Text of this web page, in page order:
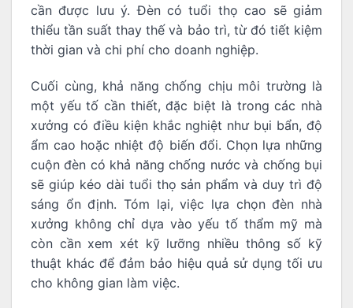
cần được lưu ý. Đèn có tuổi thọ cao sẽ giảm
thiểu tần suất thay thế và bảo trì, từ đó tiết kiệm
thời gian và chi phí cho doanh nghiệp.
Cuối cùng, khả năng chống chịu môi trường là
một yếu tố cần thiết, đặc biệt là trong các nhà
xưởng có điều kiện khắc nghiệt như bụi bẩn, độ
ẩm cao hoặc nhiệt độ biến đổi. Chọn lựa những
cuộn đèn có khả năng chống nước và chống bụi
sẽ giúp kéo dài tuổi thọ sản phẩm và duy trì độ
sáng ổn định. Tóm lại, việc lựa chọn đèn nhà
xưởng không chỉ dựa vào yếu tố thẩm mỹ mà
còn cần xem xét kỹ lưỡng nhiều thông số kỹ
thuật khác để đảm bảo hiệu quả sử dụng tối ưu
cho không gian làm việc.